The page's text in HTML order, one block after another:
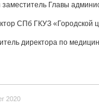
Главы
СПб ГКУЗ «Городской
директора по
2020